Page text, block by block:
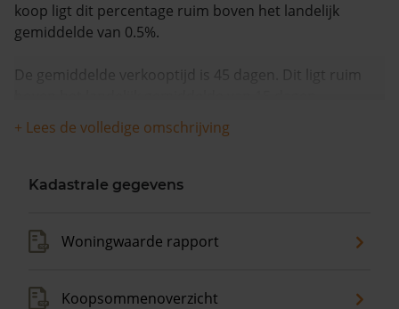
koop ligt dit percentage ruim boven het landelijk
gemiddelde van 0.5%.
De gemiddelde verkooptijd is 45 dagen. Dit ligt ruim
De gemiddelde huizenprijs is €454.667. De gemiddelde
de gemiddelde woningwaarde met 9,6% gestegen.
+ Lees de volledige omschrijving
Kadastrale gegevens
Woningwaarde rapport
Koopsommenoverzicht